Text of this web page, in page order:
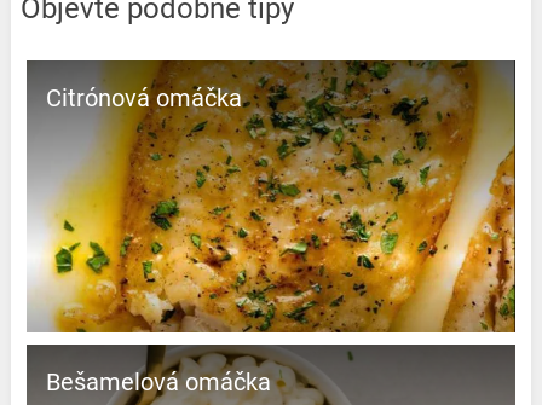
Objevte podobné tipy
Citrónová omáčka
Bešamelová omáčka